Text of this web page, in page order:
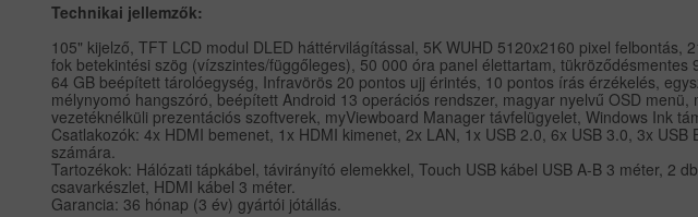
Technikai jellemzők:
105" kijelző, TFT LCD modul DLED háttérvilágítással, 5K WUHD 5120x2160 pixel
fok betekintési szög (vízszintes/függőleges), 50 000 óra panel élettartam,
64 GB beépített tárolóegység, Infravörös 20 pontos ujj érintés, 10 pontos írás érzékelés,
mélynyomó hangszóró, beépített Android 13 operációs rendszer, magyar nyelvű OSD
vezetéknélküli prezentációs szoftverek, myViewboard Manager távfelügyelet, Windows Ink
Csatlakozók: 4x HDMI bemenet, 1x HDMI kimenet, 2x LAN, 1x USB 2.0, 6x USB 3.0, 3x
számára.
Tartozékok: Hálózati tápkábel, távirányító elemekkel, Touch USB kábel USB A-B 3 méter, 2
csavarkészlet, HDMI kábel 3 méter.
Garancia: 36 hónap (3 év) gyártói jótállás.